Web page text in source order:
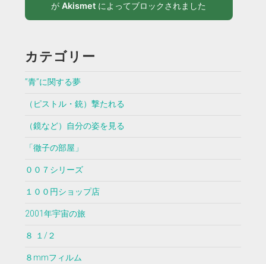
がAkismet によってブロックされました
カテゴリー
”青”に関する夢
（ピストル・銃）撃たれる
（鏡など）自分の姿を見る
「徹子の部屋」
００７シリーズ
１００円ショップ店
2001年宇宙の旅
８ １/２
８mmフィルム